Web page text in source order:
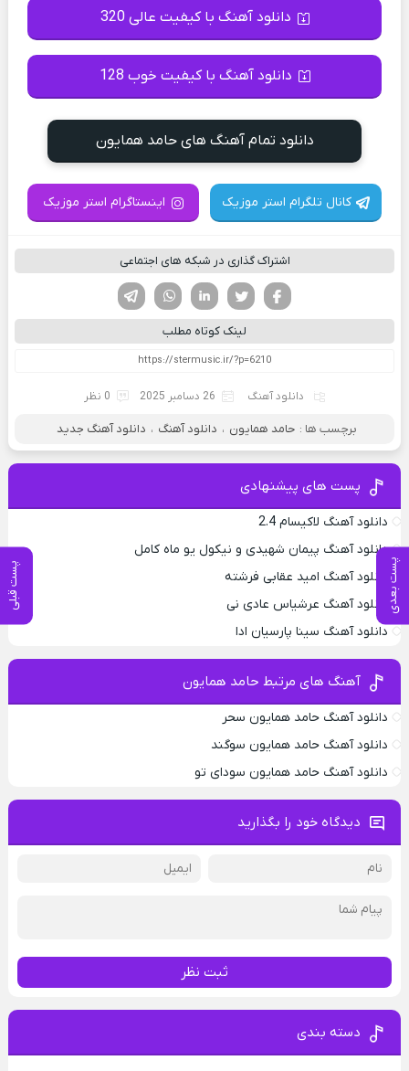
پست بعدی پست قبلی
دانلود آهنگ با کیفیت عالی 320
دانلود آهنگ با کیفیت خوب 128
دانلود تمام آهنگ های حامد همایون
کانال تلگرام استر موزیک اینستاگرام استر موزیک
اشتراک گذاری در شبکه های اجتماعی
لینکدین تویتر
فیسوک
لینک کوتاه مطلب
دانلود آهنگ 26 دسامبر 2025 0 نظر
برچسب ها : حامد همایون ، دانلود آهنگ ، دانلود آهنگ جدید
پست های پیشنهادی
دانلود آهنگ لاکیسام 2.4
دانلود آهنگ پیمان شهیدی و نیکول یو ماه کامل
دانلود آهنگ امید عقابی فرشته
دانلود آهنگ عرشیاس عادی نی
دانلود آهنگ سینا پارسیان ادا
آهنگ های مرتبط حامد همایون
دانلود آهنگ حامد همایون سحر
دانلود آهنگ حامد همایون سوگند
دانلود آهنگ حامد همایون سودای تو
دیدگاه خود را بگذارید
ثبت نظر
دسته بندی